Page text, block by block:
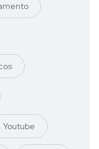
Youtube